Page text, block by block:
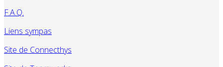
F.A.Q.
Liens sympas
Site de Connecthys